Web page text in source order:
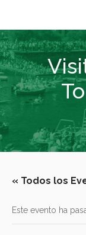
« Todos los
Este evento ha